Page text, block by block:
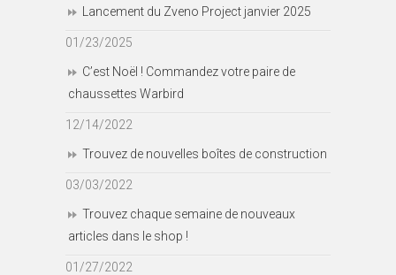
Lancement du Zveno Project janvier 2025
01/23/2025
C’est Noël ! Commandez votre paire de
chaussettes Warbird
12/14/2022
Trouvez de nouvelles boîtes de construction
03/03/2022
Trouvez chaque semaine de nouveaux
articles dans le shop !
01/27/2022